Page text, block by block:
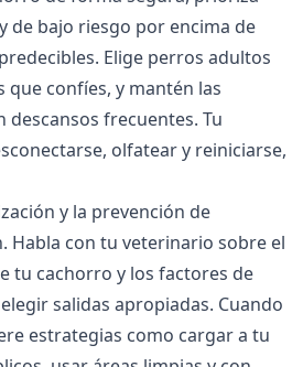
de bajo riesgo por encima de
Elige perros adultos
confíes, y mantén las
descansos frecuentes. Tu
olfatear y reiniciarse,
y la prevención de
Habla con tu veterinario sobre el
tu cachorro y los factores de
salidas apropiadas. Cuando
estrategias como cargar a tu